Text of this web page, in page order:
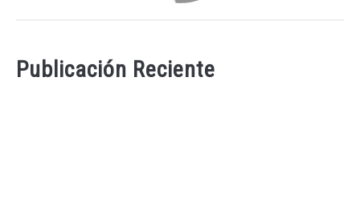
Publicación Reciente